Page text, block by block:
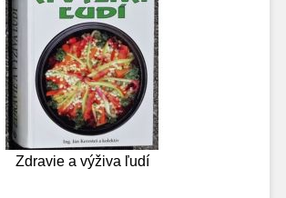
Zdravie a výživa ľudí